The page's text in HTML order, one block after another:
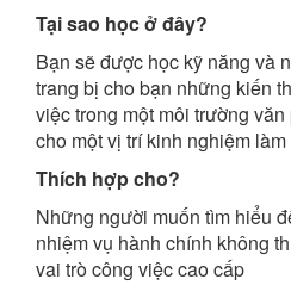
Tại sao học ở đây?
Bạn sẽ được học kỹ năng và
trang bị cho bạn những kiến
việc trong một môi trường
cho một vị trí kinh nghiệm làm
Thích hợp cho?
Những người muốn tìm hiểu
nhiệm vụ hành chính không
vai trò công việc cao cấp